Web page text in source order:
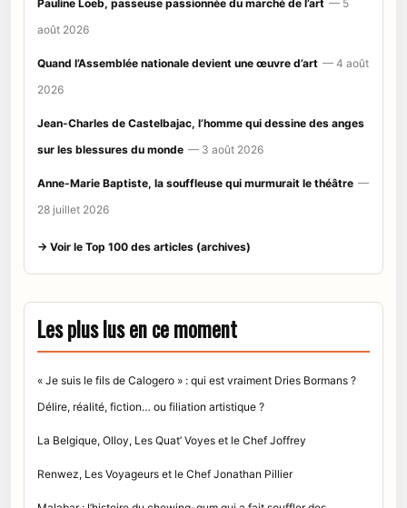
Pauline Loeb, passeuse passionnée du marché de l’art — 5
août 2026
Quand l’Assemblée nationale devient une œuvre d’art — 4 août
2026
Jean-Charles de Castelbajac, l’homme qui dessine des anges
sur les blessures du monde — 3 août 2026
Anne-Marie Baptiste, la souffleuse qui murmurait le théâtre —
28 juillet 2026
→ Voir le Top 100 des articles (archives)
Les plus lus en ce moment
« Je suis le fils de Calogero » : qui est vraiment Dries Bormans ?
Délire, réalité, fiction… ou filiation artistique ?
La Belgique, Olloy, Les Quat’ Voyes et le Chef Joffrey
Renwez, Les Voyageurs et le Chef Jonathan Pillier